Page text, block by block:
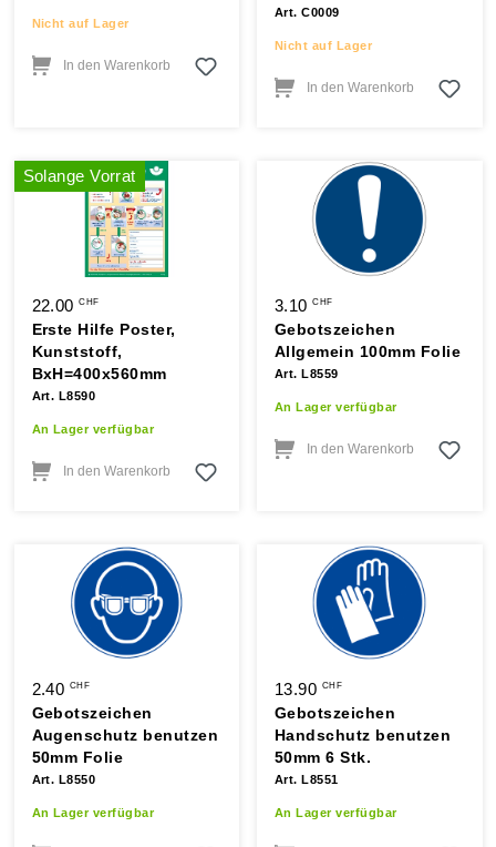
Nicht auf Lager
In den Warenkorb
Art. C0009
Nicht auf Lager
In den Warenkorb
Solange Vorrat
22.00CHF
Erste Hilfe Poster,
Kunststoff,
BxH=400x560mm
Art. L8590
An Lager verfügbar
In den Warenkorb
3.10CHF
Gebotszeichen
Allgemein 100mm Folie
Art. L8559
An Lager verfügbar
In den Warenkorb
2.40 CHF
Gebotszeichen
Augenschutz benutzen
50mm Folie
Art. L8550
An Lager verfügbar
13.90 CHF
Gebotszeichen
Handschutz benutzen
50mm 6 Stk.
Art. L8551
An Lager verfügbar